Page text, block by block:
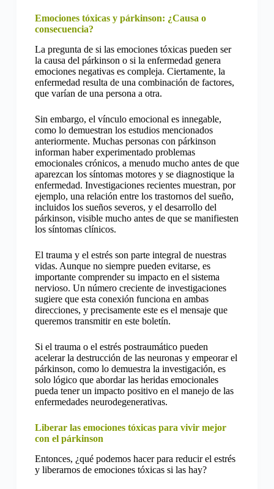
Emociones tóxicas y párkinson: ¿Causa o
consecuencia?
La pregunta de si las emociones tóxicas pueden ser
la causa del párkinson o si la enfermedad genera
emociones negativas es compleja. Ciertamente, la
enfermedad resulta de una combinación de factores,
que varían de una persona a otra.
Sin embargo, el vínculo emocional es innegable,
como lo demuestran los estudios mencionados
anteriormente. Muchas personas con párkinson
informan haber experimentado problemas
emocionales crónicos, a menudo mucho antes de que
aparezcan los síntomas motores y se diagnostique la
enfermedad. Investigaciones recientes muestran, por
ejemplo, una relación entre los trastornos del sueño,
incluidos los sueños severos, y el desarrollo del
párkinson, visible mucho antes de que se manifiesten
los síntomas clínicos.
El trauma y el estrés son parte integral de nuestras
vidas. Aunque no siempre pueden evitarse, es
importante comprender su impacto en el sistema
nervioso. Un número creciente de investigaciones
sugiere que esta conexión funciona en ambas
direcciones, y precisamente este es el mensaje que
queremos transmitir en este boletín.
Si el trauma o el estrés postraumático pueden
acelerar la destrucción de las neuronas y empeorar el
párkinson, como lo demuestra la investigación, es
solo lógico que abordar las heridas emocionales
pueda tener un impacto positivo en el manejo de las
enfermedades neurodegenerativas.
Liberar las emociones tóxicas para vivir mejor
con el párkinson
Entonces, ¿qué podemos hacer para reducir el estrés
y liberarnos de emociones tóxicas si las hay?